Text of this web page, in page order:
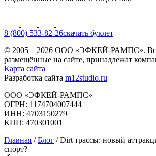
8 (800) 533-82-26cкачать буклет
© 2005—2026 ООО «ЭФКЕЙ-РАМПС». Все
размещённые на сайте, принадлежат
Карта сайта
Разработка сайта m12studio.ru
ООО «ЭФКЕЙ-РАМПС»
ОГРН: 1174704007444
ИНН: 4703150279
КПП: 470301001
Главная /Блог /Dirt трассы: новый
спорт?